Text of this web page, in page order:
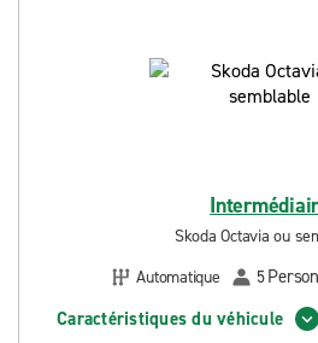
Skoda Octavia ou
Automatique
5
Caractéristiques du véhicule